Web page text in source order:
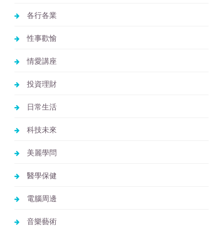
各行各業
性事歡愉
情愛講座
投資理財
日常生活
科技未來
美麗學問
醫學保健
電腦周邊
音樂藝術